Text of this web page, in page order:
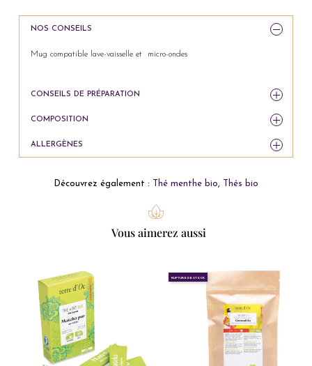
NOS CONSEILS
CONSEILS DE PRÉPARATION
COMPOSITION
ALLERGÈNES
Mug compatible lave-vaisselle et micro-ondes
Découvrez également : Thé menthe bio, Thés bio
Vous aimerez aussi
RUPTURE DE STOCK